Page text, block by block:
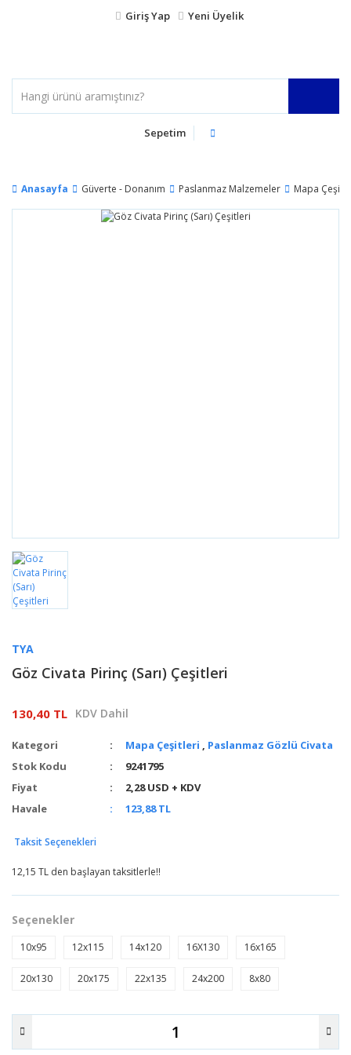
Giriş Yap Yeni Üyelik
Sepetim
Anasayfa Güverte - Donanım Paslanmaz Malzemeler Mapa
TYA
Göz Civata Pirinç (Sarı) Çeşitleri
130,40 TL KDV Dahil
Kategori Mapa Çeşitleri , Paslanmaz Gözlü Civata
Stok Kodu
9241795
Fiyat
2,28 USD + KDV
Havale
123,88 TL
Taksit Seçenekleri
12,15 TL den başlayan taksitlerle!!
Seçenekler
10x95 12x115 14x120 16X130 16x165
20x130 20x175 22x135 24x200 8x80